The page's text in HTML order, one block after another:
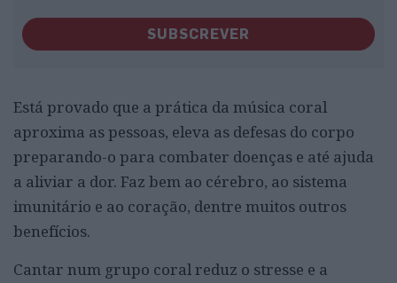
SUBSCREVER
Está provado que a prática da música coral
aproxima as pessoas, eleva as defesas do corpo
preparando-o para combater doenças e até ajuda
a aliviar a dor. Faz bem ao cérebro, ao sistema
imunitário e ao coração, dentre muitos outros
benefícios.
Cantar num grupo coral reduz o stresse e a